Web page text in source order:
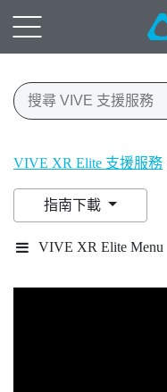
VIVE XR Elite 支援服務
指南下載
VIVE XR Elite Menu